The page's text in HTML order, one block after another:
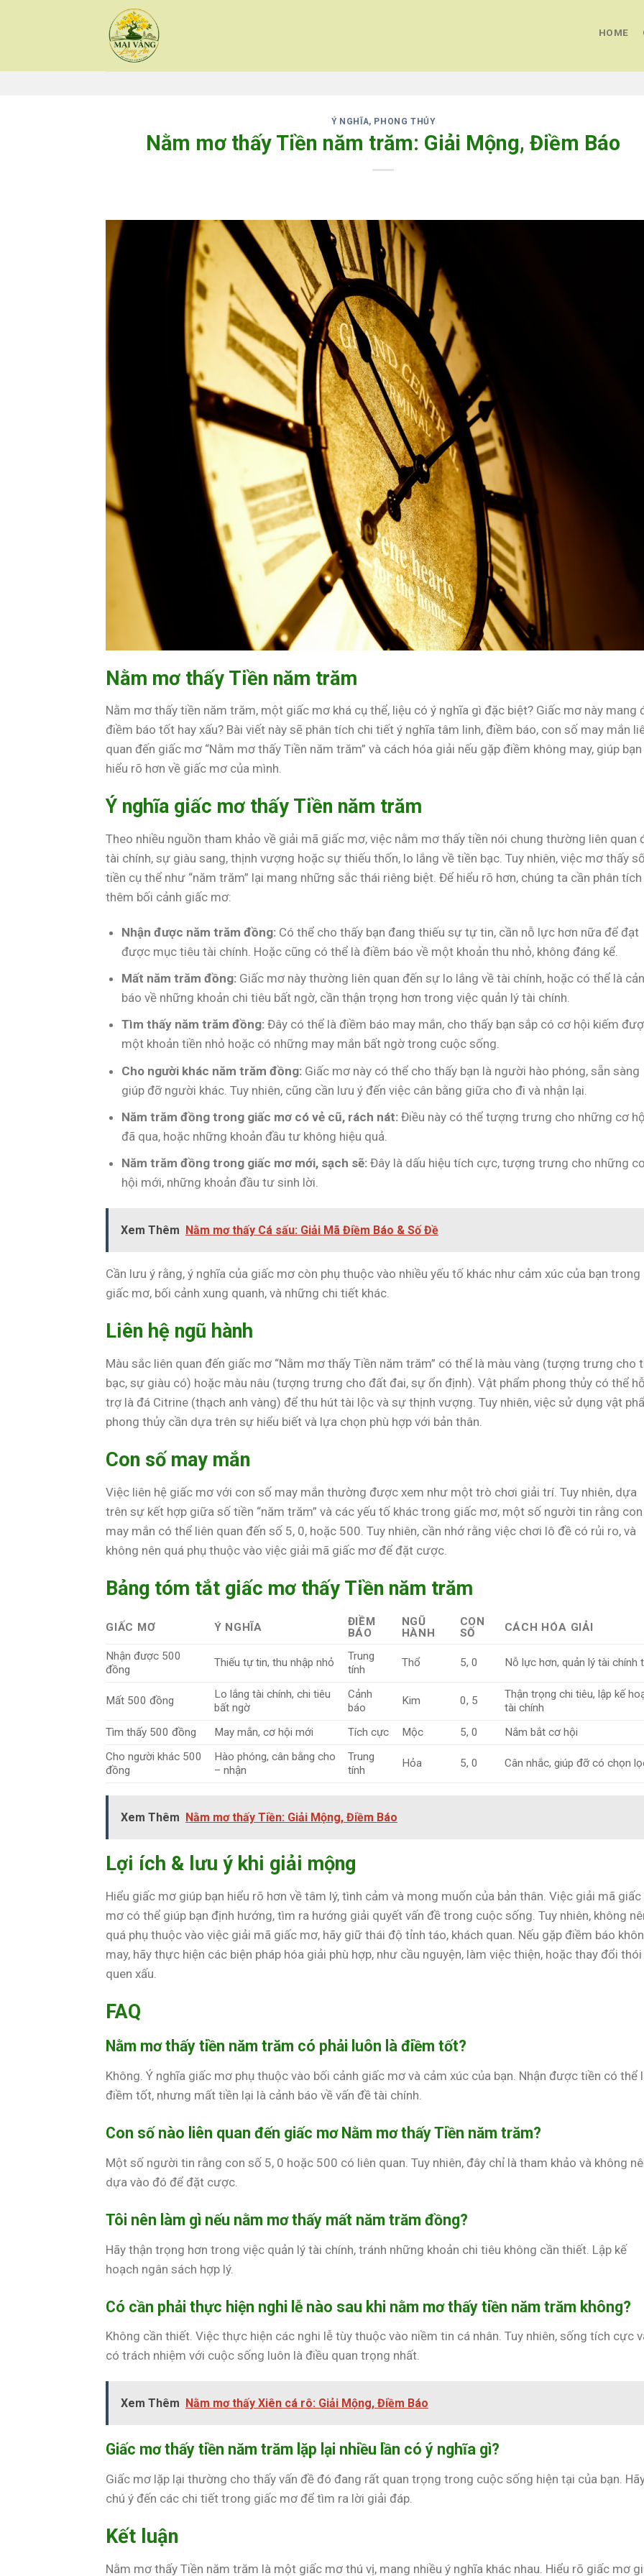
HOME
Ý NGHĨA, PHONG THỦY
Nằm mơ thấy Tiền năm trăm: Giải Mộng, Điềm Báo
Nằm mơ thấy Tiền năm trăm
Nằm mơ thấy tiền năm trăm, một giấc mơ khá cụ thể, liệu có ý nghĩa gì đặc biệt? Giấc mơ này mang
điềm báo tốt hay xấu? Bài viết này sẽ phân tích chi tiết ý nghĩa tâm linh, điềm báo, con số may mắn
quan đến giấc mơ “Nằm mơ thấy Tiền năm trăm” và cách hóa giải nếu gặp điềm không may, giúp bạn
hiểu rõ hơn về giấc mơ của mình.
Ý nghĩa giấc mơ thấy Tiền năm trăm
Theo nhiều nguồn tham khảo về giải mã giấc mơ, việc nằm mơ thấy tiền nói chung thường liên quan
tài chính, sự giàu sang, thịnh vượng hoặc sự thiếu thốn, lo lắng về tiền bạc. Tuy nhiên, việc mơ thấy số
tiền cụ thể như “năm trăm” lại mang những sắc thái riêng biệt. Để hiểu rõ hơn, chúng ta cần phân tích
thêm bối cảnh giấc mơ:
Nhận được năm trăm đồng: Có thể cho thấy bạn đang thiếu sự tự tin, cần nỗ lực hơn nữa để đạt
được mục tiêu tài chính. Hoặc cũng có thể là điềm báo về một khoản thu nhỏ, không đáng kể.
Mất năm trăm đồng: Giấc mơ này thường liên quan đến sự lo lắng về tài chính, hoặc có thể là
báo về những khoản chi tiêu bất ngờ, cần thận trọng hơn trong việc quản lý tài chính.
Tìm thấy năm trăm đồng: Đây có thể là điềm báo may mắn, cho thấy bạn sắp có cơ hội kiếm
một khoản tiền nhỏ hoặc có những may mắn bất ngờ trong cuộc sống.
Cho người khác năm trăm đồng: Giấc mơ này có thể cho thấy bạn là người hào phóng, sẵn sàng
giúp đỡ người khác. Tuy nhiên, cũng cần lưu ý đến việc cân bằng giữa cho đi và nhận lại.
Năm trăm đồng trong giấc mơ có vẻ cũ, rách nát: Điều này có thể tượng trưng cho những cơ
đã qua, hoặc những khoản đầu tư không hiệu quả.
Năm trăm đồng trong giấc mơ mới, sạch sẽ: Đây là dấu hiệu tích cực, tượng trưng cho những
hội mới, những khoản đầu tư sinh lời.
Xem Thêm Nằm mơ thấy Cá sấu: Giải Mã Điềm Báo & Số Đề
Cần lưu ý rằng, ý nghĩa của giấc mơ còn phụ thuộc vào nhiều yếu tố khác như cảm xúc của bạn trong
giấc mơ, bối cảnh xung quanh, và những chi tiết khác.
Liên hệ ngũ hành
Màu sắc liên quan đến giấc mơ “Nằm mơ thấy Tiền năm trăm” có thể là màu vàng (tượng trưng cho
bạc, sự giàu có) hoặc màu nâu (tượng trưng cho đất đai, sự ổn định). Vật phẩm phong thủy có thể hỗ
trợ là đá Citrine (thạch anh vàng) để thu hút tài lộc và sự thịnh vượng. Tuy nhiên, việc sử dụng vật
phong thủy cần dựa trên sự hiểu biết và lựa chọn phù hợp với bản thân.
Con số may mắn
Việc liên hệ giấc mơ với con số may mắn thường được xem như một trò chơi giải trí. Tuy nhiên, dựa
trên sự kết hợp giữa số tiền “năm trăm” và các yếu tố khác trong giấc mơ, một số người tin rằng
may mắn có thể liên quan đến số 5, 0, hoặc 500. Tuy nhiên, cần nhớ rằng việc chơi lô đề có rủi ro, và
không nên quá phụ thuộc vào việc giải mã giấc mơ để đặt cược.
Bảng tóm tắt giấc mơ thấy Tiền năm trăm
GIẤC MƠ Ý NGHĨA
ĐIỀM
BÁO
NGŨ
HÀNH
CON
SỐ
CÁCH HÓA GIẢI
Nhận được 500
đồng
Thiếu tự tin, thu nhập nhỏ
Trung
tính
Thổ 5, 0 Nỗ lực hơn, quản lý tài chính
Mất 500 đồng
Lo lắng tài chính, chi tiêu
bất ngờ
Cảnh
báo
Kim 0, 5
Thận trọng chi tiêu, lập kế
tài chính
Tìm thấy 500 đồng
May mắn, cơ hội mới Tích cực Mộc 5, 0
Nắm bắt cơ hội
Cho người khác 500
đồng
Hào phóng, cân bằng cho
– nhận
Trung
tính
Hỏa 5, 0 Cân nhắc, giúp đỡ có chọn
Xem Thêm Nằm mơ thấy Tiền: Giải Mộng, Điềm Báo
Lợi ích & lưu ý khi giải mộng
Hiểu giấc mơ giúp bạn hiểu rõ hơn về tâm lý, tình cảm và mong muốn của bản thân. Việc giải mã giấc
mơ có thể giúp bạn định hướng, tìm ra hướng giải quyết vấn đề trong cuộc sống. Tuy nhiên, không
quá phụ thuộc vào việc giải mã giấc mơ, hãy giữ thái độ tỉnh táo, khách quan. Nếu gặp điềm báo
may, hãy thực hiện các biện pháp hóa giải phù hợp, như cầu nguyện, làm việc thiện, hoặc thay đổi thói
quen xấu.
FAQ
Nằm mơ thấy tiền năm trăm có phải luôn là điềm tốt?
Không. Ý nghĩa giấc mơ phụ thuộc vào bối cảnh giấc mơ và cảm xúc của bạn. Nhận được tiền có thể
điềm tốt, nhưng mất tiền lại là cảnh báo về vấn đề tài chính.
Con số nào liên quan đến giấc mơ Nằm mơ thấy Tiền năm trăm?
Một số người tin rằng con số 5, 0 hoặc 500 có liên quan. Tuy nhiên, đây chỉ là tham khảo và không
dựa vào đó để đặt cược.
Tôi nên làm gì nếu nằm mơ thấy mất năm trăm đồng?
Hãy thận trọng hơn trong việc quản lý tài chính, tránh những khoản chi tiêu không cần thiết. Lập kế
hoạch ngân sách hợp lý.
Có cần phải thực hiện nghi lễ nào sau khi nằm mơ thấy tiền năm trăm không?
Không cần thiết. Việc thực hiện các nghi lễ tùy thuộc vào niềm tin cá nhân. Tuy nhiên, sống tích cực
có trách nhiệm với cuộc sống luôn là điều quan trọng nhất.
Xem Thêm Nằm mơ thấy Xiên cá rô: Giải Mộng, Điềm Báo
Giấc mơ thấy tiền năm trăm lặp lại nhiều lần có ý nghĩa gì?
Giấc mơ lặp lại thường cho thấy vấn đề đó đang rất quan trọng trong cuộc sống hiện tại của bạn.
chú ý đến các chi tiết trong giấc mơ để tìm ra lời giải đáp.
Kết luận
Nằm mơ thấy Tiền năm trăm là một giấc mơ thú vị, mang nhiều ý nghĩa khác nhau. Hiểu rõ giấc mơ